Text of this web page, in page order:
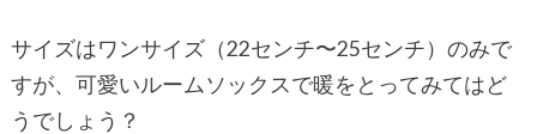
サイズはワンサイズ（22センチ〜25センチ）のみで
すが、可愛いルームソックスで暖をとってみてはど
うでしょう？